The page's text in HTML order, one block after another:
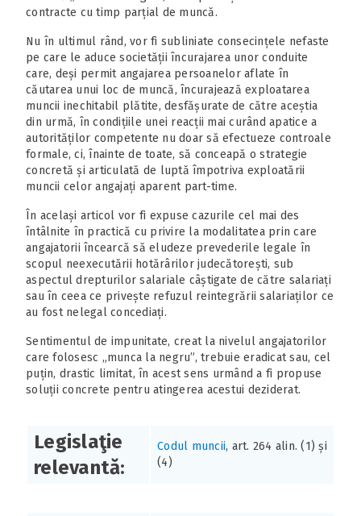
contracte cu timp parțial de muncă.
Nu în ultimul rând, vor fi subliniate consecințele nefaste
pe care le aduce societății încurajarea unor conduite
care, deși permit angajarea persoanelor aflate în
căutarea unui loc de muncă, încurajează exploatarea
muncii inechitabil plătite, desfășurate de către aceștia
din urmă, în condițiile unei reacții mai curând apatice a
autorităților competente nu doar să efectueze controale
formale, ci, înainte de toate, să conceapă o strategie
concretă și articulată de luptă împotriva exploatării
muncii celor angajați aparent part-time.
În același articol vor fi expuse cazurile cel mai des
întâlnite în practică cu privire la modalitatea prin care
angajatorii încearcă să eludeze prevederile legale în
scopul neexecutării hotărârilor judecătorești, sub
aspectul drepturilor salariale câștigate de către salariați
sau în ceea ce privește refuzul reintegrării salariaților ce
au fost nelegal concediați.
Sentimentul de impunitate, creat la nivelul angajatorilor
care folosesc „munca la negru”, trebuie eradicat sau, cel
puțin, drastic limitat, în acest sens urmând a fi propuse
soluții concrete pentru atingerea acestui deziderat.
Legislaţie
relevantă:
Codul muncii, art. 264 alin. (1) și
(4)